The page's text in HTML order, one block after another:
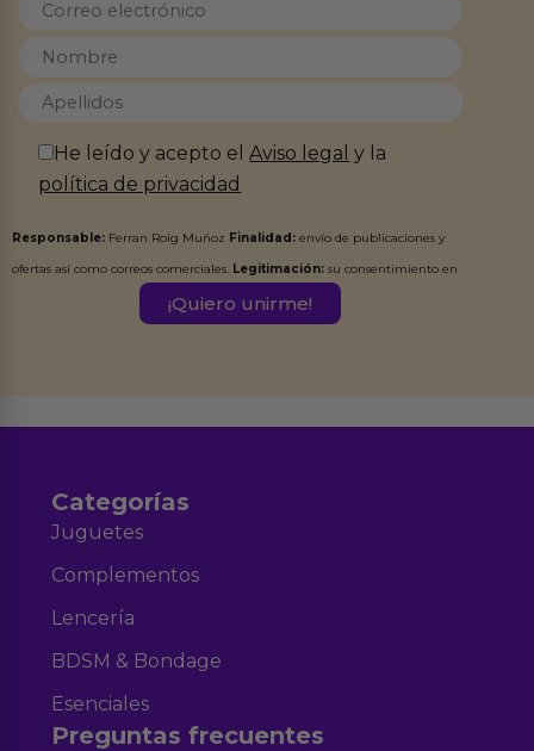
He leído y acepto elAviso legal y la
política de privacidad
Responsable: Ferran Roig Muñoz Finalidad: envío de publicaciones y
ofertas así como correos comerciales. Legitimación: su consentimiento en
Destinatarios:Ferran Roig Muñoz. Podrás ejercer tus
Categorías
Juguetes
Complementos
Lencería
BDSM & Bondage
Esenciales
Preguntas frecuentes